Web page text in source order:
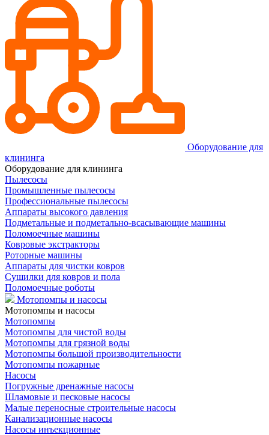
Оборудование для
клининга
Оборудование для клининга
Пылесосы
Промышленные пылесосы
Профессиональные пылесосы
Аппараты высокого давления
Подметальные и подметально-всасывающие машины
Поломоечные машины
Ковровые экстракторы
Роторные машины
Аппараты для чистки ковров
Сушилки для ковров и пола
Поломоечные роботы
Мотопомпы и насосы
Мотопомпы и насосы
Мотопомпы
Мотопомпы для чистой воды
Мотопомпы для грязной воды
Мотопомпы большой производительности
Мотопомпы пожарные
Насосы
Погружные дренажные насосы
Шламовые и песковые насосы
Малые переносные строительные насосы
Канализационные насосы
Насосы инъекционные